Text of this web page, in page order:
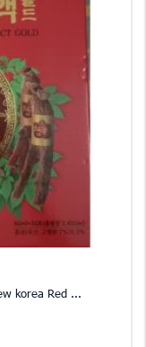
korea Red ...